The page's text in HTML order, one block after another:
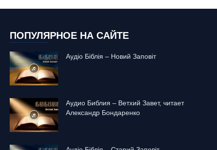
ПОПУЛЯРНОЕ НА САЙТЕ
Аудіо Біблія – Новий Заповіт
Аудио Библия – Ветхий Завет, читает
Александр Бондаренко